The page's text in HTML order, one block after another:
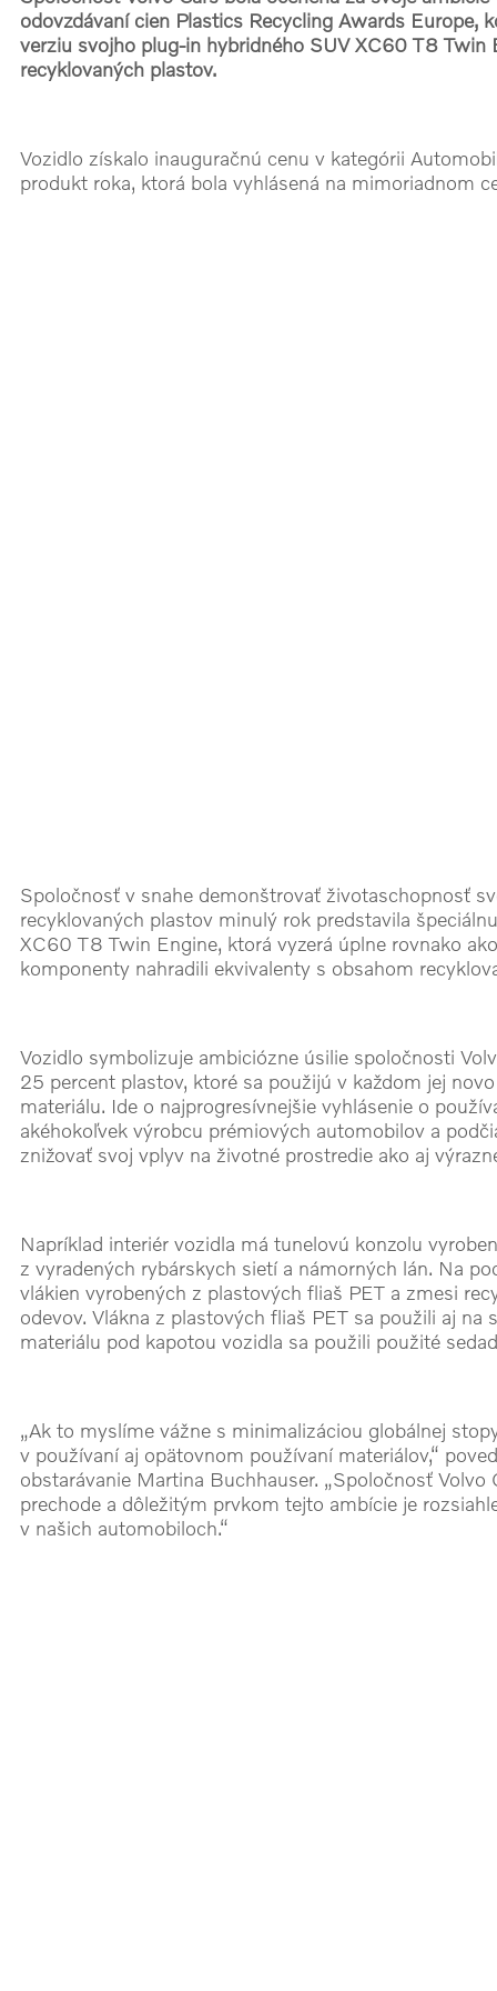
odovzdávaní cien Plastics Recycling Awards Europe,
verziu svojho plug-in hybridného SUV XC60 T8 Twin
recyklovaných plastov.
Vozidlo získalo inauguračnú cenu v kategórii
produkt roka, ktorá bola vyhlásená na mimoriadnom
Spoločnosť v snahe demonštrovať životaschopnosť
recyklovaných plastov minulý rok predstavila
XC60 T8 Twin Engine, ktorá vyzerá úplne rovnako
komponenty nahradili ekvivalenty s obsahom
Vozidlo symbolizuje ambiciózne úsilie spoločnosti
25 percent plastov, ktoré sa použijú v každom jej
materiálu. Ide o najprogresívnejšie vyhlásenie o
akéhokoľvek výrobcu prémiových automobilov a
znižovať svoj vplyv na životné prostredie ako aj
Napríklad interiér vozidla má tunelovú konzolu
z vyradených rybárskych sietí a námorných lán. Na
vlákien vyrobených z plastových fliaš PET a zmesi
odevov. Vlákna z plastových fliaš PET sa použili aj na
materiálu pod kapotou vozidla sa použili použité
„Ak to myslíme vážne s minimalizáciou globálnej
v používaní aj opätovnom používaní materiálov,“
obstarávanie Martina Buchhauser. „Spoločnosť
prechode a dôležitým prvkom tejto ambície je
v našich automobiloch.“